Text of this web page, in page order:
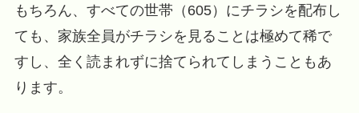
もちろん、すべての世帯（605）にチラシを配布し
ても、家族全員がチラシを見ることは極めて稀で
すし、全く読まれずに捨てられてしまうこともあ
ります。